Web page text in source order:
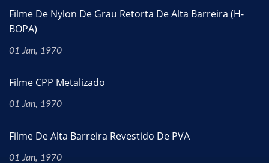
Filme De Nylon De Grau Retorta De Alta Barreira (H-
BOPA)
01 Jan, 1970
Filme CPP Metalizado
01 Jan, 1970
Filme De Alta Barreira Revestido De PVA
01 Jan, 1970